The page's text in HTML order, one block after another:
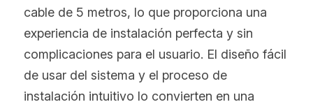
cable de 5 metros, lo que proporciona una
experiencia de instalación perfecta y sin
complicaciones para el usuario. El diseño fácil
de usar del sistema y el proceso de
instalación intuitivo lo convierten en una